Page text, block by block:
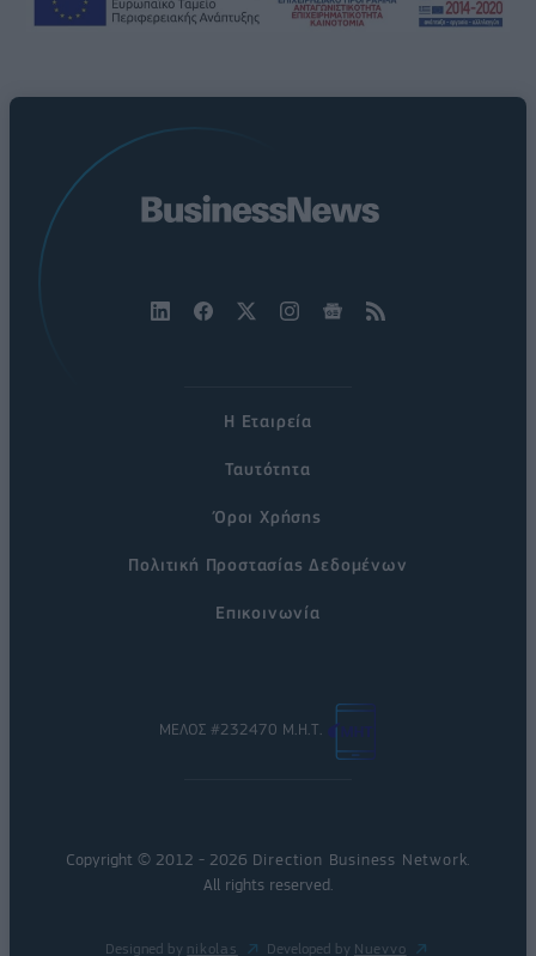
Η Εταιρεία
Ταυτότητα
Όροι Χρήσης
Πολιτική Προστασίας Δεδομένων
Επικοινωνία
ΜΕΛΟΣ #232470 Μ.Η.Τ.
Copyright © 2012 - 2026 Direction Business Network
All rights reserved.
Designed by nikolas Developed by Nuevvo